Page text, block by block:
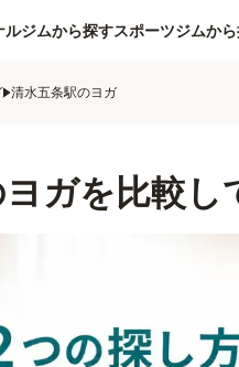
ルジムから探すスポーツジムか
清水五条駅のヨガ
ガを比較し